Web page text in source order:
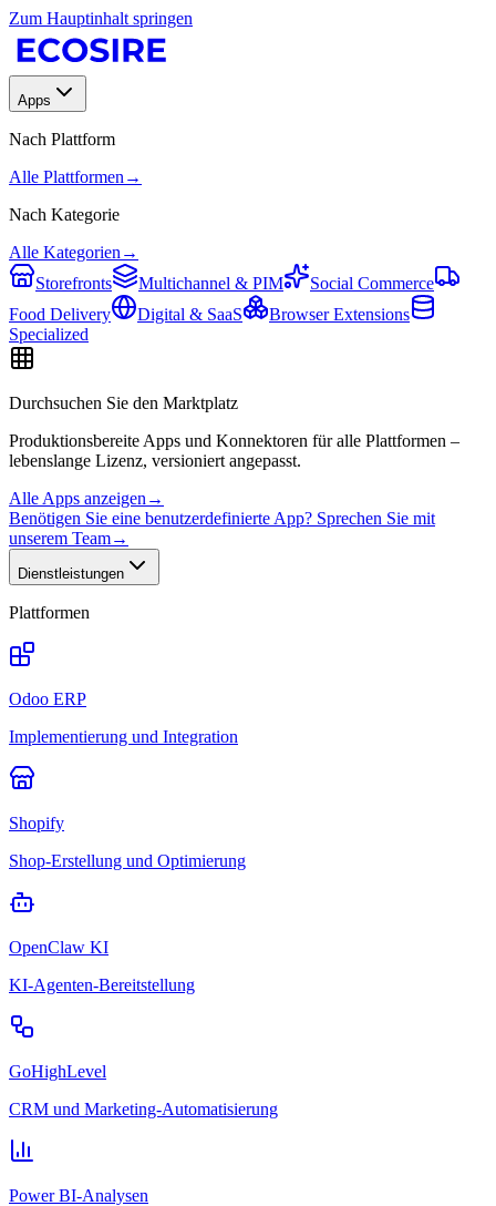
Zum Hauptinhalt springen
Apps
Nach Plattform
Alle Plattformen →
Nach Kategorie
Alle Kategorien →
Storefronts
Multichannel & PIM
Social Commerce
Food Delivery
Digital & SaaS
Browser Extensions
Specialized
Durchsuchen Sie den Marktplatz
Produktionsbereite Apps und Konnektoren für alle Plattformen –
lebenslange Lizenz, versioniert angepasst.
Alle Apps anzeigen →
Benötigen Sie eine benutzerdefinierte App? Sprechen Sie mit
unserem Team→
Dienstleistungen
Plattformen
Odoo ERP
Implementierung und Integration
Shopify
Shop-Erstellung und Optimierung
OpenClaw KI
KI-Agenten-Bereitstellung
GoHighLevel
CRM und Marketing-Automatisierung
Power BI-Analysen